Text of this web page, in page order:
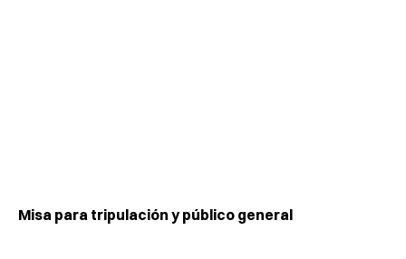
Misa para tripulación y público general